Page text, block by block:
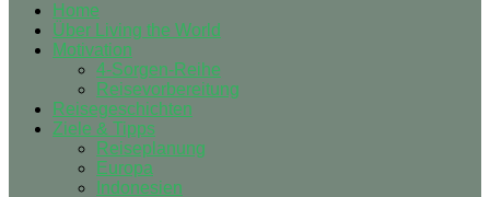
Home
Über Living the World
Motivation
4-Sorgen-Reihe
Reisevorbereitung
Reisegeschichten
Ziele & Tipps
Reiseplanung
Europa
Indonesien